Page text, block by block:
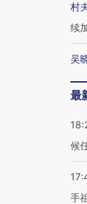
村
续
吴
最
候
手